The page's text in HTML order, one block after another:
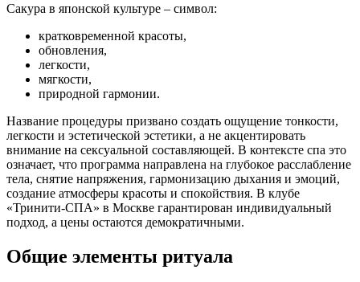
Сакура в японской культуре – символ:
кратковременной красоты,
обновления,
легкости,
мягкости,
природной гармонии.
Название процедуры призвано создать ощущение тонкости,
легкости и эстетической эстетики, а не акцентировать
внимание на сексуальной составляющей. В контексте спа это
означает, что программа направлена на глубокое расслабление
тела, снятие напряжения, гармонизацию дыхания и эмоций,
создание атмосферы красоты и спокойствия. В клубе
«Тринити-СПА» в Москве гарантирован индивидуальный
подход, а цены остаются демократичными.
Общие элементы ритуала